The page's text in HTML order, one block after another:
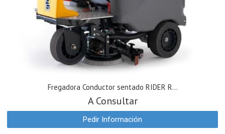
Fregadora Conductor sentado RIDER R...
A Consultar
Pedir Información